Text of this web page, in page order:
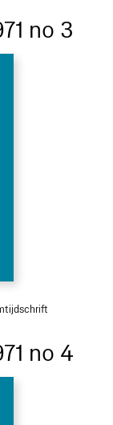
no 3
no 4